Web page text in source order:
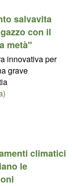
salvavita
con il
metà"
innovativa per
grave
climatici
le